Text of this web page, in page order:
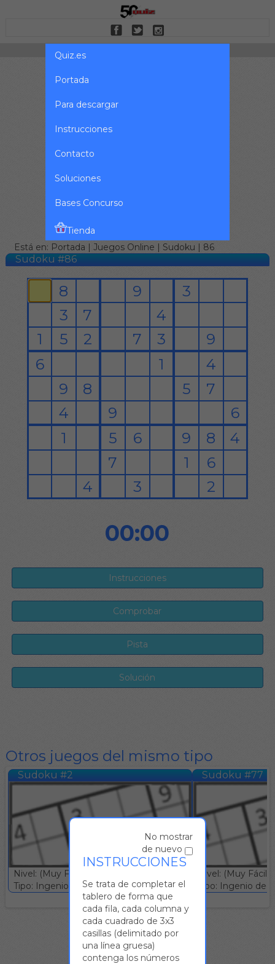
Quiz.es
Portada
Para descargar
Instrucciones
Contacto
Soluciones
Bases Concurso
Tienda
Está en: Portada | Juegos Online | Sudoku | 86
Sudoku #86
00:00
Otros juegos del mismo tipo
Sudoku #2
Nivel: (Muy Fácil)
Tipo: Ingenio deductivo :: Gratuito
Sudoku #77
Nivel: (Muy Fácil)
Tipo: Ingenio
No mostrar
de nuevo
INSTRUCCIONES
Se trata de completar el
tablero de forma que
cada fila, cada columna y
cada cuadrado de 3x3
casillas (delimitado por
una línea gruesa)
contenga los números